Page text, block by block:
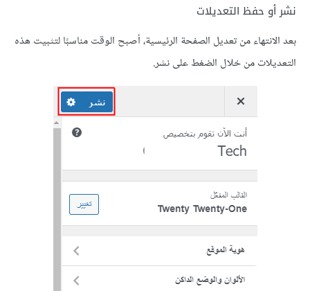
نشر أو حفظ التعديلات
بعد الانتهاء من تعديل الصفحة الرئيسية، أصبح الوقت مناسبًا لتثبيت هذه
التعديلات من خلال الضغط على نشر.